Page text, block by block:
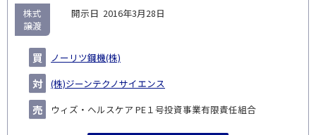
2016年3月28日
ノーリツ鋼機(株)
(株)ジーンテクノサイエンス
ウィズ・ヘルスケア PE１号投資事業有限責任組合
株式
譲渡